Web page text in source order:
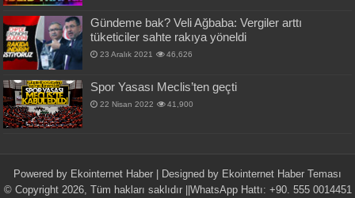
Gündeme bak? Veli Ağbaba: Vergiler arttı
tüketiciler sahte rakıya yöneldi
23 Aralık 2021 46,626
Spor Yasası Meclis’ten geçti
22 Nisan 2022 41,900
Powered by Ekointernet Haber | Designed by Ekointernet Haber Teması
© Copyright 2026, Tüm hakları saklıdır ||WhatsApp Hattı: +90. 555 0014451